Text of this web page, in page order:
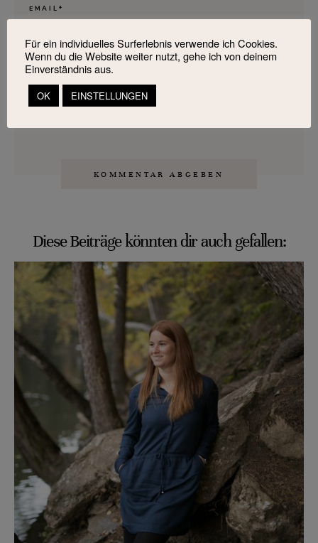
Diese Beiträge könnten dir auch gefallen:
Für ein individuelles Surferlebnis verwende ich Cookies.
Wenn du die Website weiter nutzt, gehe ich von deinem
Einverständnis aus.
OK EINSTELLUNGEN